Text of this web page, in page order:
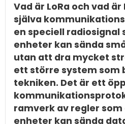
​Vad är LoRa och vad är
själva
en speciell radiosignal
enheter kan sända
utan att dra mycket
ett större system som
tekniken. Det är ett
ramverk av regler
enheter kan sända